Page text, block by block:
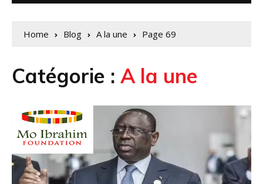
Home Blog A la une Page 69
Catégorie : A la une